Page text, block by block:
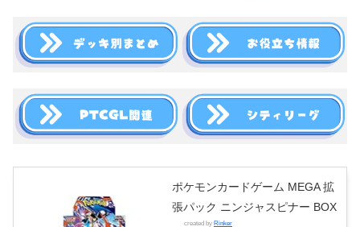
ポケモンカードゲーム MEGA 拡
張パック ニンジャスピナー BOX
created by Rinker